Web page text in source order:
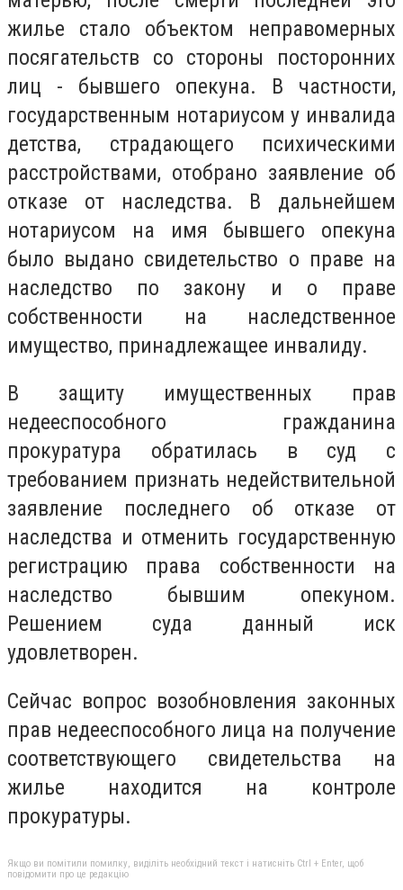
жилье стало объектом неправомерных
посягательств со стороны посторонних
лиц - бывшего опекуна. В частности,
государственным нотариусом у инвалида
детства, страдающего психическими
расстройствами, отобрано заявление об
отказе от наследства. В дальнейшем
нотариусом на имя бывшего опекуна
было выдано свидетельство о праве на
наследство по закону и о праве
собственности на наследственное
имущество, принадлежащее инвалиду.
В защиту имущественных прав
недееспособного гражданина
прокуратура обратилась в суд с
требованием признать недействительной
заявление последнего об отказе от
наследства и отменить государственную
регистрацию права собственности на
наследство бывшим опекуном.
Решением суда данный иск
удовлетворен.
Сейчас вопрос возобновления законных
прав недееспособного лица на получение
соответствующего свидетельства на
жилье находится на контроле
прокуратуры.
Якщо ви помітили помилку, виділіть необхідний текст і натисніть Ctrl + Enter, щоб
повідомити про це редакцію